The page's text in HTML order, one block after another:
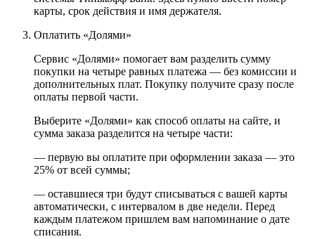
карты, срок действия и имя держателя.
Оплатить «Долями»
Сервис «Долями» помогает вам разделить сумму
покупки на четыре равных платежа — без комиссии и
дополнительных плат. Покупку получите сразу после
оплаты первой части.
Выберите «Долями» как способ оплаты на сайте, и
сумма заказа разделится на четыре части:
— первую вы оплатите при оформлении заказа — это
25% от всей суммы;
— оставшиеся три будут списываться с вашей карты
автоматически, с интервалом в две недели. Перед
каждым платежом пришлем вам напоминание о дате
списания.